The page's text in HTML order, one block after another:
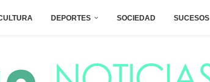
DEPORTES SOCIEDAD SUCESOS